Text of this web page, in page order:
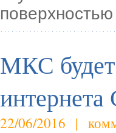
поверхностью
МКС
22/06/2016 |